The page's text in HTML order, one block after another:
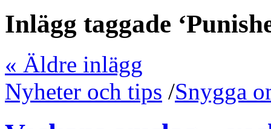
Inlägg taggade
« Äldre inlägg
Nyheter och tips /Snygga